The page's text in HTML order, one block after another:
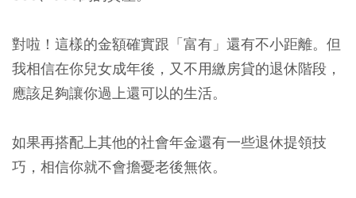
對啦！這樣的金額確實跟「富有」還有不小距離。但
我相信在你兒女成年後，又不用繳房貸的退休階段，
應該足夠讓你過上還可以的生活。
如果再搭配上其他的社會年金還有一些退休提領技
巧，相信你就不會擔憂老後無依。